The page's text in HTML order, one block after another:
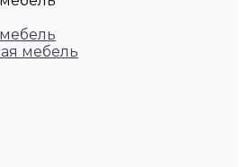
мебель